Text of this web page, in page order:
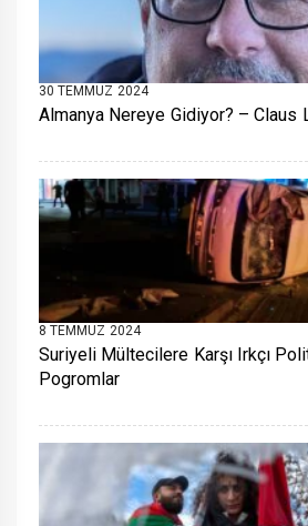
30 TEMMUZ 2024
Almanya Nereye Gidiyor? – Claus
8 TEMMUZ 2024
Suriyeli Mültecilere Karşı Irkçı
Pogromlar